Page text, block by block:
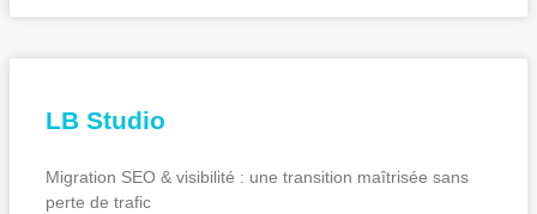
LB Studio
Migration SEO & visibilité : une transition maîtrisée sans
perte de trafic